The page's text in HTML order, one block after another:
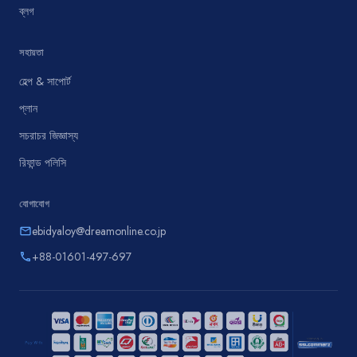
ব্লগ
সহায়তা
হেল্প & সাপোর্ট
প্লান
সচরাচর জিজ্ঞাস্য
রিফান্ড পলিসি
যোগাযোগ
emailebidyaloy@dreamonline.co.jp
phone+88-01601-497-697